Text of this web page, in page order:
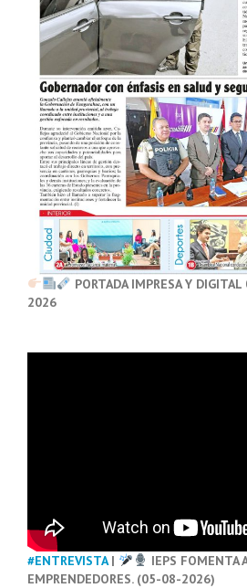
PORTADA IMPRESA Y
2026
#ENTREVISTA|
IEPS FOMENTA
EMPRENDEDORES. (05-08-2026)